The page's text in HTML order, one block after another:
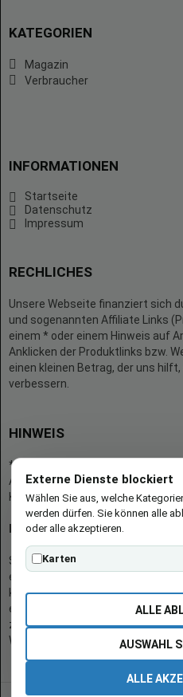
KATEGORIEN
Magazin
Verbraucher
INFORMATIONEN
Startseite
Datenschutz
Impressum
RECHLICHES
Unsere Webseite finanziert sich
und sogenannten Affiliate Links
einem * oder einem Hinweis auf
Anklicken der Produktlinks bzw.
einen kleinen Betrag, der uns
verbessern.
HINWEIS
* = Afilliate-Link (=Werbung)
Als Amazon-Partner verdient der
Käufen.
Hinweis zu Preisen und
Sofern Produktpreise und
entsprechen diese dem
können sich auf der verlinkten
eines Produkts gelten die
zum Kaufzeitpunkt [auf der/den
Website(s)] angezeigt werden.
Externe Dienste blockiert
Wählen Sie aus, welche
werden dürfen. Sie können alle
oder alle akzeptieren.
Karten
ALLE
AUSWAHL
ALLE